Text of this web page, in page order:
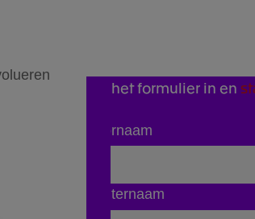
Vul het formulier in en
Voornaam
Achternaam